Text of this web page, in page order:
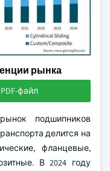
рынка
файл
подшипников
делится на
фланцевые,
В 2024 году